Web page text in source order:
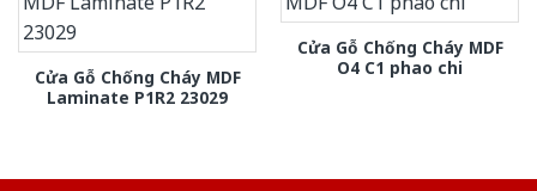
Cửa Gỗ Chống Cháy MDF
Laminate P1R2 23029
Cửa Gỗ Chống Cháy MDF
O4 C1 phao chi